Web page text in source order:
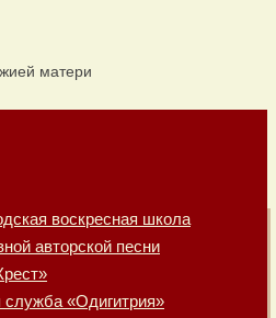
воскресная школа
авторской песни
«Одигитрия»